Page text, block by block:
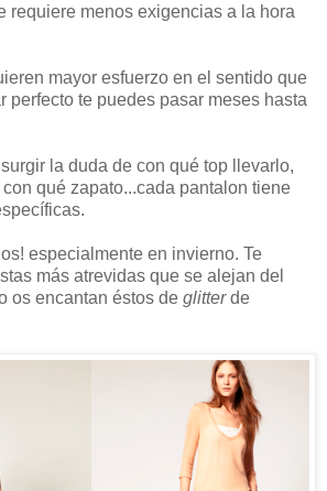
requiere menos exigencias a la hora
mayor esfuerzo en el sentido que
perfecto te puedes pasar meses hasta
la duda de con qué top llevarlo,
qué zapato...cada pantalon tiene
especialmente en invierno. Te
más atrevidas que se alejan del
os encantan éstos de glitterde